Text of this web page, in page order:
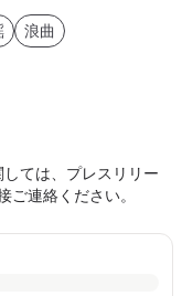
浪曲
ては、プレスリリー
ご連絡ください。